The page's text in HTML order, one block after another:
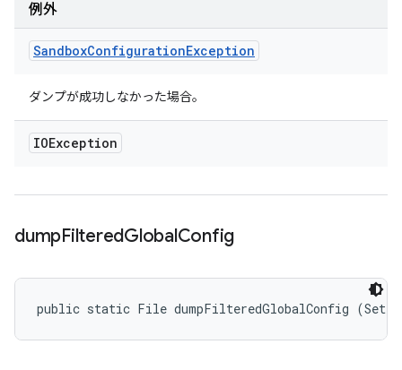
例外
SandboxConfigurationException
ダンプが成功しなかった場合。
IOException
dumpFilteredGlobalConfig
public static File dumpFilteredGlobalConfig